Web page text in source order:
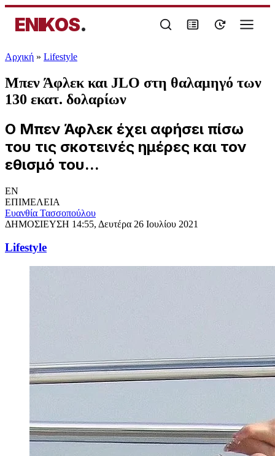
ENIKOS.
Αρχική » Lifestyle
Μπεν Άφλεκ και JLO στη θαλαμηγό των
130 εκατ. δολαρίων
Ο Μπεν Άφλεκ έχει αφήσει πίσω
του τις σκοτεινές ημέρες και τον
εθισμό του...
EN
ΕΠΙΜΕΛΕΙΑ
Ευανθία Τασσοπούλου
ΔΗΜΟΣΙΕΥΣΗ 14:55, Δευτέρα 26 Ιουλίου 2021
Lifestyle